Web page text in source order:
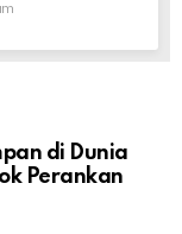
di Dunia
Perankan